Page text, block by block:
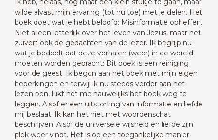
Ik heb, helaas, nog maar een klein stukje te gaan, maar
wilde alvast mijn ervaring (tot nu toe) met je delen. Het
boek doet wat je hebt beloofd: Misinformatie opheffen.
Niet alleen letterlijk over het leven van Jezus, maar het
zuivert ook de gedachten van de lezer. Ik begrijp nu
wat je bedoelt dat deze verhalen (weer) in de wereld
moeten worden gebracht: Dit boek is een reiniging
voor de geest. Ik begon aan het boek met mijn eigen
beperkingen en terwijl ik nu steeds verder aan het
lezen ben, lukt het me nauwelijks het boek weg te
leggen. Alsof er een uitstorting van informatie en liefde
mij beslaat. Ik kan het niet met woordenschat
beschrijven. Alsof de universele wijsheid en liefde zijn
plek weer vindt. Het is op een toegankelijke manier